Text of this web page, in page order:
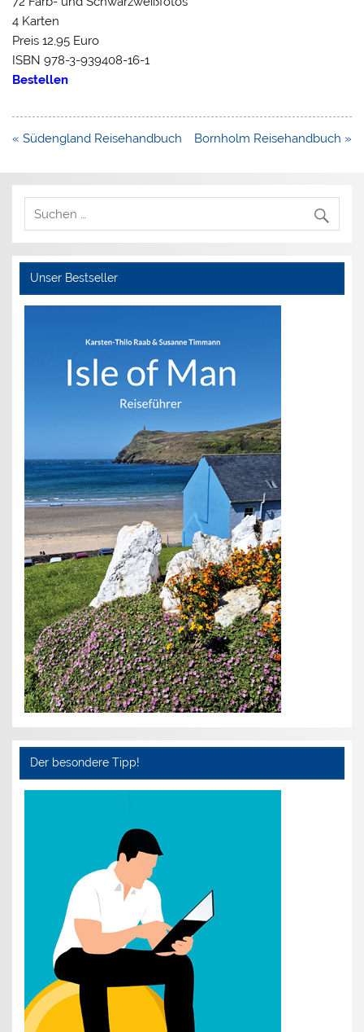
4 Karten
Preis 12,95 Euro
ISBN 978-3-939408-16-1
Bestellen
Beitragsnavigation
« Südengland Reisehandbuch Bornholm Reisehandbuch »
Unser Bestseller
Der besondere Tipp!